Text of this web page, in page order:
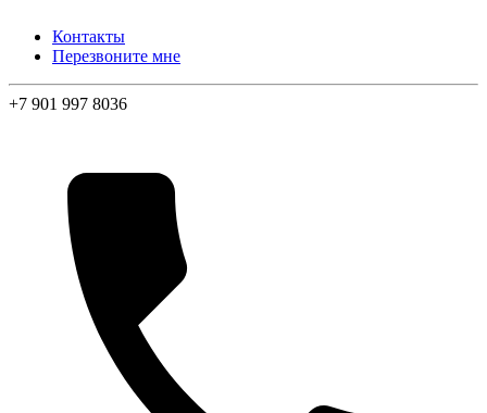
Контакты
Перезвоните мне
+7 901 997 8036